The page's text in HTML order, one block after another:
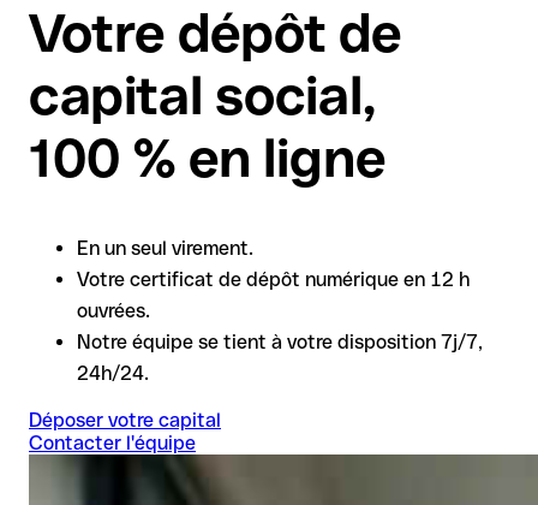
Votre dépôt de
capital social,
100 % en ligne
En un seul virement.
Votre certificat de dépôt numérique en 12 h
ouvrées.
Notre équipe se tient à votre disposition 7j/7,
24h/24.
Déposer votre capital
Contacter l'équipe